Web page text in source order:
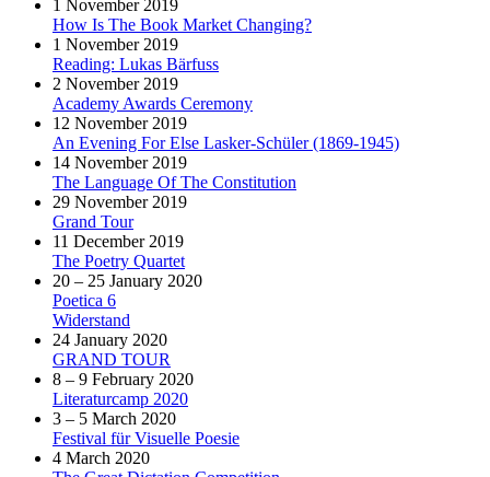
1 November 2019
How Is The Book Market Changing?
1 November 2019
Reading: Lukas Bärfuss
2 November 2019
Academy Awards Ceremony
12 November 2019
An Evening For Else Lasker-Schüler (1869-1945)
14 November 2019
The Language Of The Constitution
29 November 2019
Grand Tour
11 December 2019
The Poetry Quartet
20 – 25 January 2020
Poetica 6
Widerstand
24 January 2020
GRAND TOUR
8 – 9 February 2020
Literaturcamp 2020
3 – 5 March 2020
Festival für Visuelle Poesie
4 March 2020